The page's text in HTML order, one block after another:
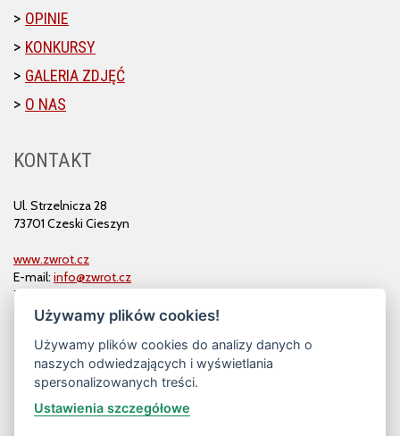
OPINIE
KONKURSY
GALERIA ZDJĘĆ
O NAS
KONTAKT
Ul. Strzelnicza 28
73701 Czeski Cieszyn
www.zwrot.cz
E-mail: info@zwrot.cz
Tel. i faks: 558 711 582
Używamy plików cookies!
Używamy plików cookies do analizy danych o
naszych odwiedzających i wyświetlania
spersonalizowanych treści.
Ustawienia szczegółowe